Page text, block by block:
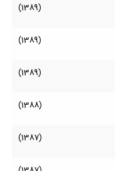
(1389)
(1389)
(1389)
(1388)
(1387)